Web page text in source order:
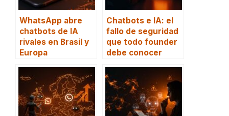
WhatsApp abre
chatbots de IA
rivales en Brasil y
Europa
Chatbots e IA: el
fallo de seguridad
que todo founder
debe conocer